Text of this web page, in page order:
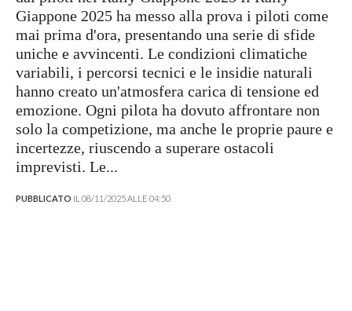
Giappone 2025 ha messo alla prova i piloti come
mai prima d'ora, presentando una serie di sfide
uniche e avvincenti. Le condizioni climatiche
variabili, i percorsi tecnici e le insidie naturali
hanno creato un'atmosfera carica di tensione ed
emozione. Ogni pilota ha dovuto affrontare non
solo la competizione, ma anche le proprie paure e
incertezze, riuscendo a superare ostacoli
imprevisti. Le...
PUBBLICATO IL 08/11/2025 ALLE 04:50